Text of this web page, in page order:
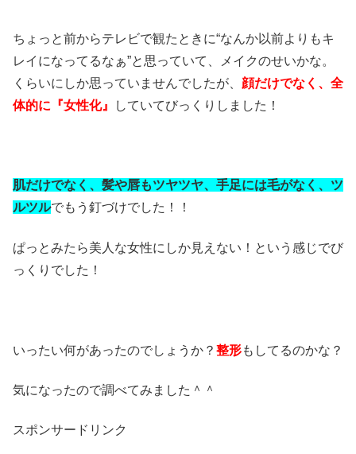
ちょっと前からテレビで観たときに“なんか以前よりもキ
レイになってるなぁ”と思っていて、メイクのせいかな。
くらいにしか思っていませんでしたが、 顔だけでなく、全
体的に『女性化』
していてびっくりしました！
肌だけでなく、髪や唇もツヤツヤ、手足には毛がなく、ツ
ルツルでもう釘づけでした！！
ぱっとみたら美人な女性にしか見えない！という感じでび
っくりでした！
いったい何があったのでしょうか？ 整形もしてるのかな？
気になったので調べてみました＾＾
スポンサードリンク